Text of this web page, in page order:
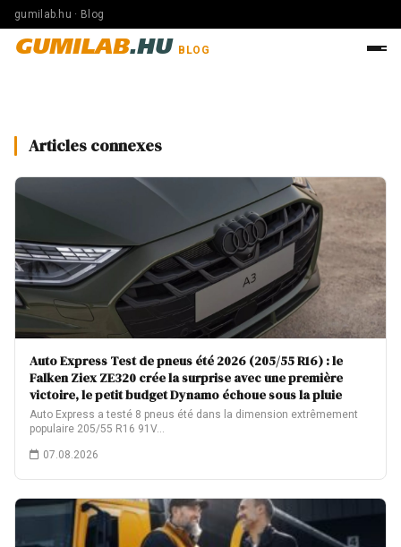
gumilab.hu · Blog
GUMILAB.HU BLOG
Articles connexes
Auto Express Test de pneus été 2026 (205/55 R16) : le
Falken Ziex ZE320 crée la surprise avec une première
victoire, le petit budget Dynamo échoue sous la pluie
Auto Express a testé 8 pneus été dans la dimension extrêmement
populaire 205/55 R16 91V…
07.08.2026